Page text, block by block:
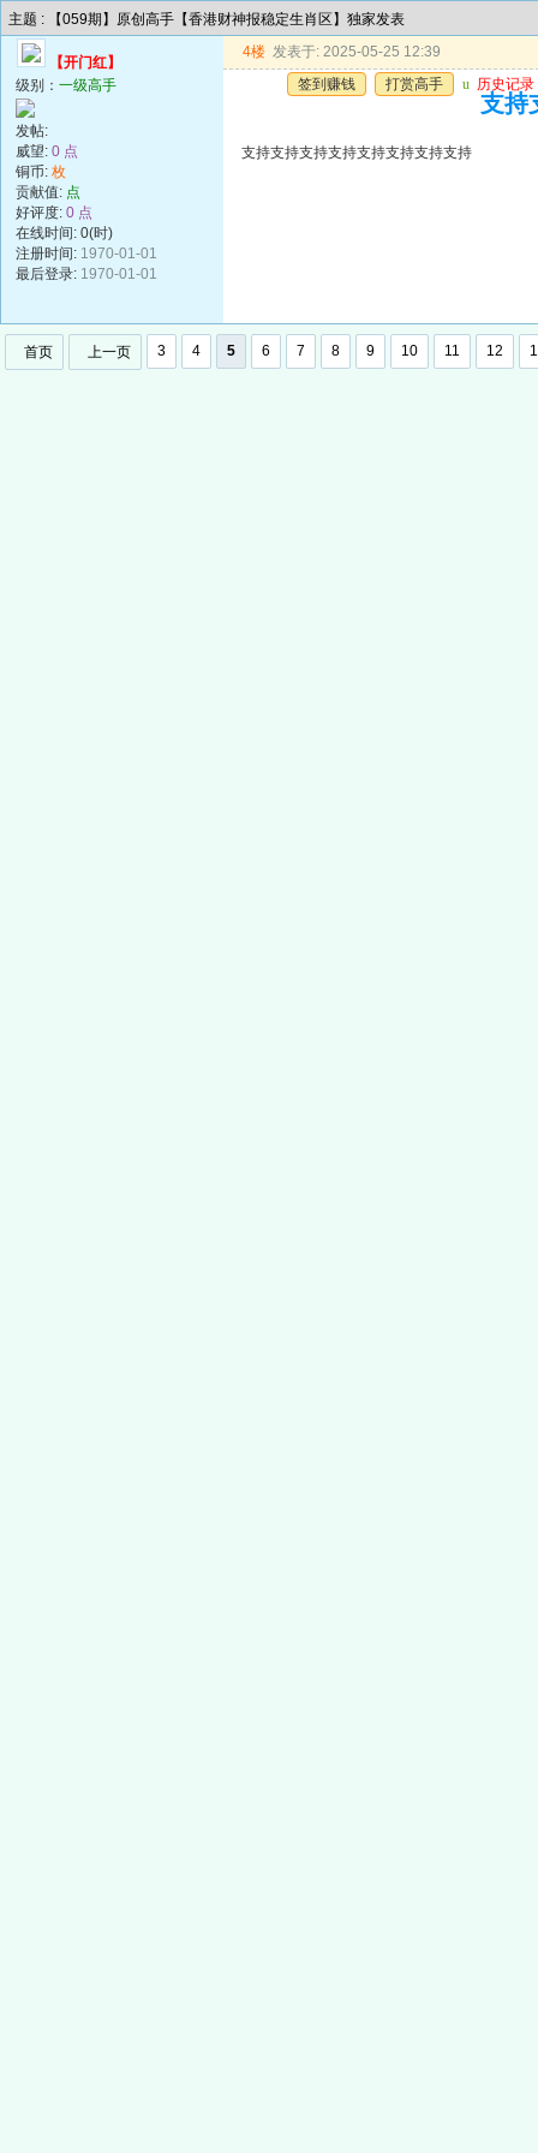
主题 : 【059期】原创高手【香港财神报稳定生肖区】独家发表
【开门红】
级别： 一级高手
发帖:
威望: 0 点
铜币: 枚
贡献值: 点
好评度: 0 点
在线时间: 0(时)
注册时间: 1970-01-01
最后登录: 1970-01-01
4楼 发表于: 2025-05-25 12:39
签到赚钱
打赏高手 u 历史记录
支持
支持支持支持支持支持支持支持支持
首页 上一页 3 4 5 6 7 8 9 10 11 12